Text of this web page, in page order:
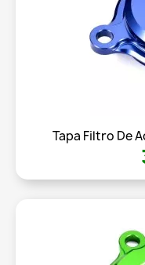
Tapa Filtro De